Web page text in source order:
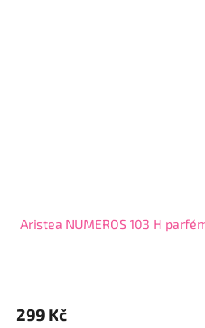
Aristea NUMEROS 103 H
produktu
je
299 Kč